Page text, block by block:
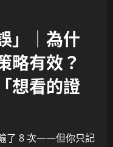
」｜為什
略有效？
想看的證
了 8 次——但你只記